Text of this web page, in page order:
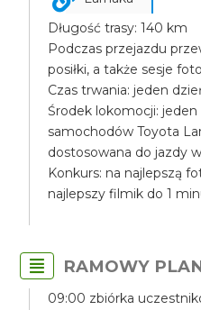
Długość trasy: 140 km
Podczas przejazdu
posiłki, a także sesje
Czas trwania: jeden
Środek lokomocji:
samochodów Toyota
dostosowana do jazdy
Konkurs: na najlepszą
najlepszy filmik do 1
RAMOWY
09:00 zbiórka